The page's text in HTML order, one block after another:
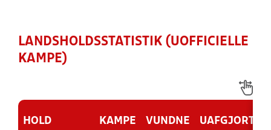
LANDSHOLDSSTATISTIK (UOFFICIELLE
KAMPE)
HOLD KAMPE VUNDNE UAFGJORTE